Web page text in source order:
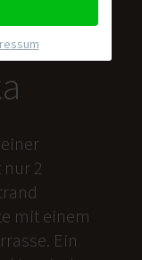
2
mit einem
Ein